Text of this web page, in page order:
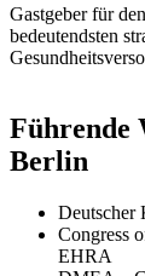
Gastgeber für
bedeutendsten
Führende
Berlin
Deutscher
Congress
EHRA